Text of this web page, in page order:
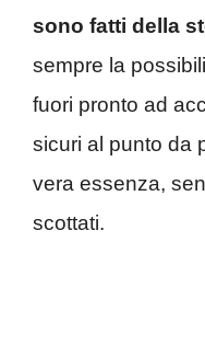
sono fatti della
sempre la
fuori pronto ad
sicuri al punto da
vera essenza,
scottati.